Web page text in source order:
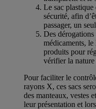
Le sac plastique
sécurité, afin
passager, un
Des dérogations
médicaments,
produits pour
vérifier la
Pour faciliter le
rayons X, ces sacs
des manteaux, vestes
leur présentation et